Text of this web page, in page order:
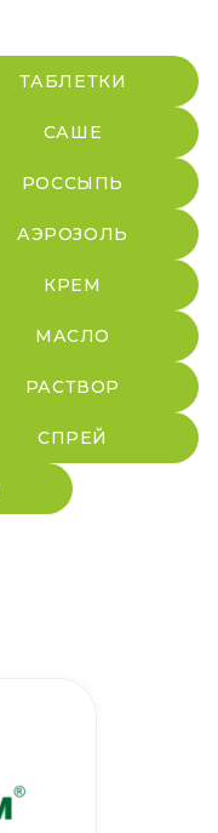
ТАБЛЕТКИ
САШЕ
РОССЫПЬ
АЭРОЗОЛЬ
КРЕМ
МАСЛО
РАСТВОР
СПРЕЙ